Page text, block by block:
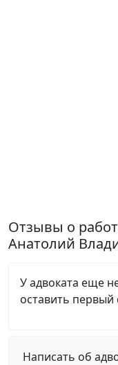
Отзывы о
Анатолий
У адвоката еще
оставить первый
Написать об